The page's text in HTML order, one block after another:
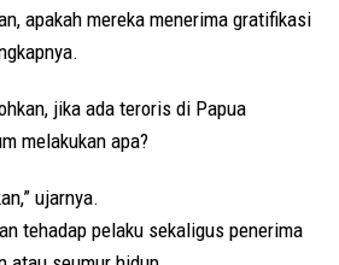
apakah mereka menerima gratifikasi
jika ada teroris di Papua
melakukan apa?
ujarnya.
tehadap pelaku sekaligus penerima